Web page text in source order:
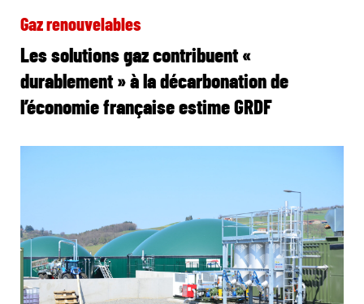
Gaz renouvelables
Les solutions gaz contribuent «
durablement » à la décarbonation de
l’économie française estime GRDF